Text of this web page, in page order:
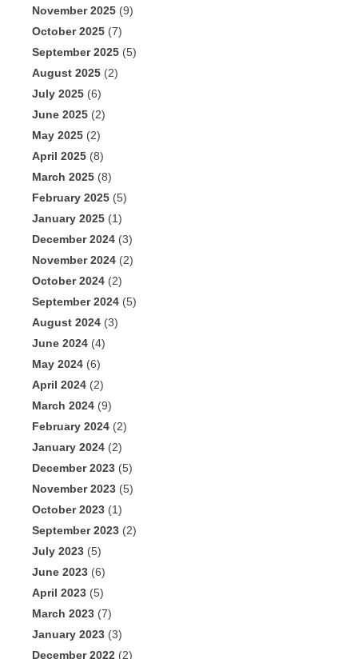
November 2025 (9)
October 2025 (7)
September 2025 (5)
August 2025 (2)
July 2025 (6)
June 2025 (2)
May 2025 (2)
April 2025 (8)
March 2025 (8)
February 2025 (5)
January 2025 (1)
December 2024 (3)
November 2024 (2)
October 2024 (2)
September 2024 (5)
August 2024 (3)
June 2024 (4)
May 2024 (6)
April 2024 (2)
March 2024 (9)
February 2024 (2)
January 2024 (2)
December 2023 (5)
November 2023 (5)
October 2023 (1)
September 2023 (2)
July 2023 (5)
June 2023 (6)
April 2023 (5)
March 2023 (7)
January 2023 (3)
December 2022 (2)